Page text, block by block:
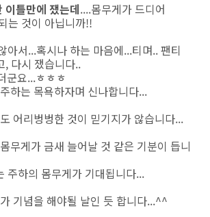
이틀만에 쟀는데....몸무게가 드디어
는 것이 아닙니까!!
아서...혹시나 하는 마음에...티며.. 팬티
, 다시 쟀습니다..
군요...ㅎㅎㅎ
하는 목욕하자며 신나합니다...
어리벙벙한 것이 믿기지가 않습니다...
무게가 금새 늘어날 것 같은 기분이 듭니
주하의 몸무게가 기대됩니다...
기념을 해야될 날인 듯 합니다...^^